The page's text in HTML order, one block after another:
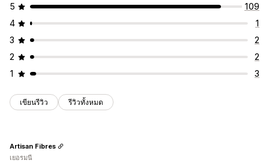
5
109
4
1
3
2
2
2
1
3
เขียนรีวิว รีวิวทั้งหมด
Artisan Fibres
เยอรมนี